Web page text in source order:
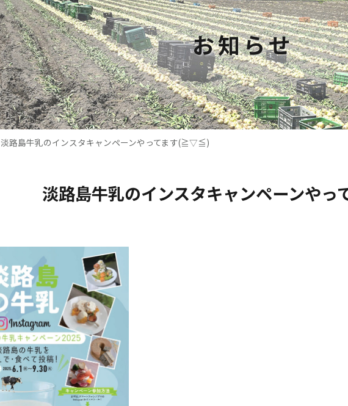
お知らせ
淡路島牛乳のインスタキャンペーンやってます(≧▽≦)
淡路島牛乳のインスタキャンペーンや